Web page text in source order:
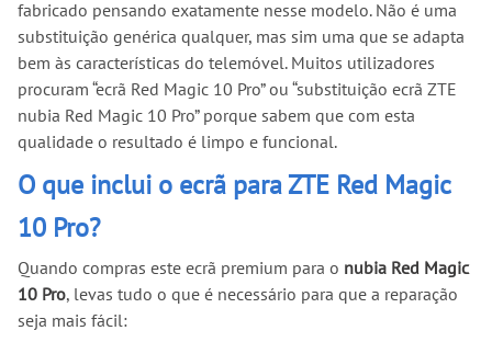
fabricado pensando exatamente nesse modelo. Não é uma
substituição genérica qualquer, mas sim uma que se adapta
bem às características do telemóvel. Muitos utilizadores
procuram “ecrã Red Magic 10 Pro” ou “substituição ecrã ZTE
nubia Red Magic 10 Pro” porque sabem que com esta
qualidade o resultado é limpo e funcional.
O que inclui o ecrã para ZTE Red Magic
10 Pro?
Quando compras este ecrã premium para o nubia Red Magic
10 Pro, levas tudo o que é necessário para que a reparação
seja mais fácil: